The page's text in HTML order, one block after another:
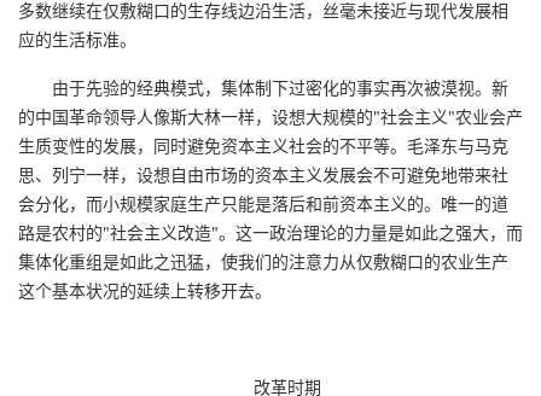
多数继续在仅敷糊口的生存线边沿生活，丝毫未接近与现代发展相
应的生活标准。
由于先验的经典模式，集体制下过密化的事实再次被漠视。新
的中国革命领导人像斯大林一样，设想大规模的"社会主义"农业会产
生质变性的发展，同时避免资本主义社会的不平等。毛泽东与马克
思、列宁一样，设想自由市场的资本主义发展会不可避免地带来社
会分化，而小规模家庭生产只能是落后和前资本主义的。唯一的道
路是农村的"社会主义改造"。这一政治理论的力量是如此之强大，而
集体化重组是如此之迅猛，使我们的注意力从仅敷糊口的农业生产
这个基本状况的延续上转移开去。
改革时期